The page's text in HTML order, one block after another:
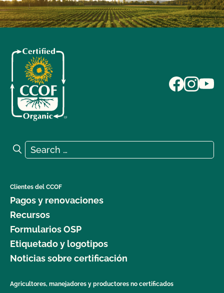
Search for:
Search
Clientes del CCOF
Pagos y renovaciones
Recursos
Formularios OSP
Etiquetado y logotipos
Noticias sobre certificación
Agricultores, manejadores y productores no certificados